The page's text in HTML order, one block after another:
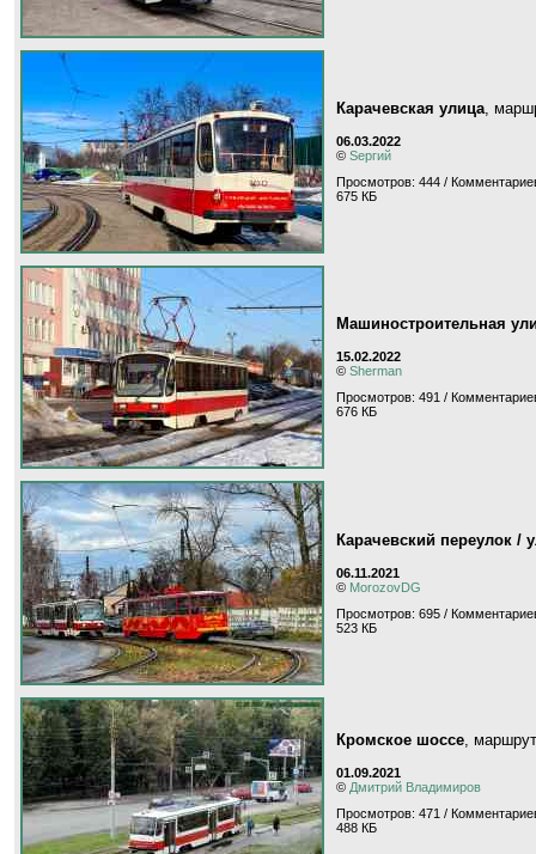
Карачевская улица,
06.03.2022
© Sергий
Просмотров: 444 /
675 КБ
Машиностроительная
15.02.2022
© Sherman
Просмотров: 491 /
676 КБ
Карачевский переулок /
06.11.2021
© MorozovDG
Просмотров: 695 /
523 КБ
Кромское шоссе,
01.09.2021
© Дмитрий Владимиров
Просмотров: 471 /
488 КБ